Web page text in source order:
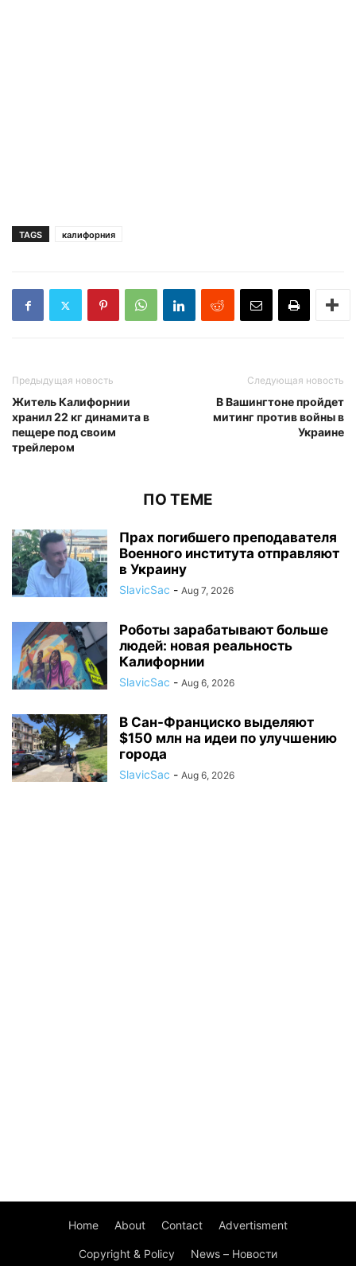
TAGS калифорния
Предыдущая новость
Житель Калифорнии
хранил 22 кг динамита в
пещере под своим
трейлером
Следующая новость
В Вашингтоне пройдет
митинг против войны в
Украине
ПО ТЕМЕ
Прах погибшего преподавателя
Военного института отправляют
в Украину
SlavicSac - Aug 7, 2026
Роботы зарабатывают больше
людей: новая реальность
Калифорнии
SlavicSac - Aug 6, 2026
В Сан-Франциско выделяют
$150 млн на идеи по улучшению
города
SlavicSac - Aug 6, 2026
Home About Contact Advertisment
Copyright & Policy News – Новости